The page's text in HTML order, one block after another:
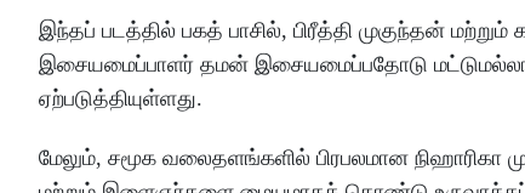
இந்தப் படத்தில் பகத் பாசில், பிரீத்தி முகுந்தன்
இசையமைப்பாளர் தமன் இசையமைப்பதோடு
ஏற்படுத்தியுள்ளது.
மேலும், சமூக வலைதளங்களில் பிரபலமான நிஹாரிகா